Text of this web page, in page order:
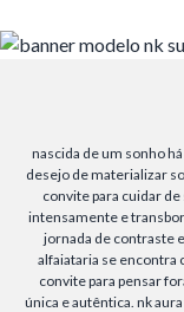
nascida de um sonho
desejo de materializar
convite para cuidar
intensamente e
jornada de contraste
alfaiataria se encontra
convite para pensar
única e autêntica. nk